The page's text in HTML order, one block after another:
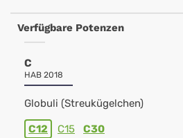
Verfügbare Potenzen
C
HAB 2018
Globuli (Streukügelchen)
C12 C15 C30